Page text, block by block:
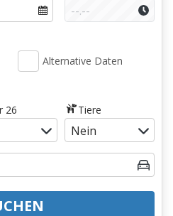
Alternative Daten
26 Tiere